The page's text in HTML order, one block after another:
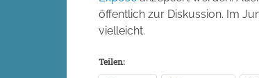
öffentlich zur Diskussion. Im
vielleicht.
Teilen: